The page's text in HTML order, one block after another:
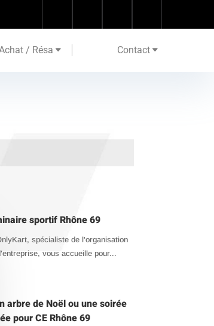
/ Résa Contact
sportif Rhône 69
spécialiste de l'organisation
vous accueille pour...
arbre de Noël ou une soirée
pour CE Rhône 69